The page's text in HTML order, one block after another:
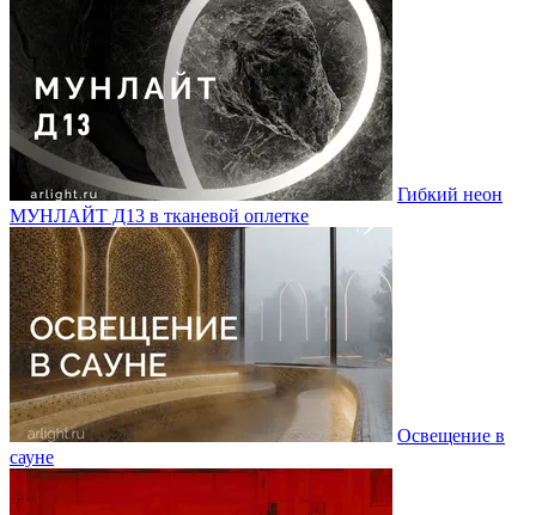
Гибкий неон
МУНЛАЙТ Д13 в тканевой оплетке
Освещение в
сауне